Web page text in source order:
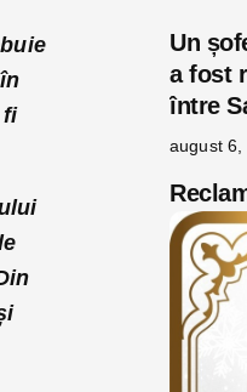
fi
Un
a fost
între
august 6,